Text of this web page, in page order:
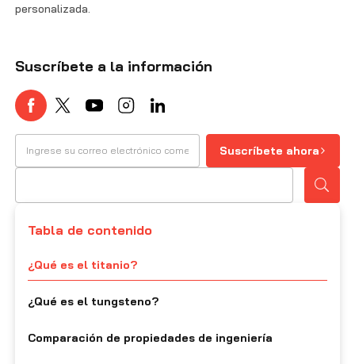
Tabla de contenido
¿Qué es el titanio?
¿Qué es el tungsteno?
Comparación de propiedades de ingeniería
personalizada.
Suscríbete a la información
Suscríbete ahora